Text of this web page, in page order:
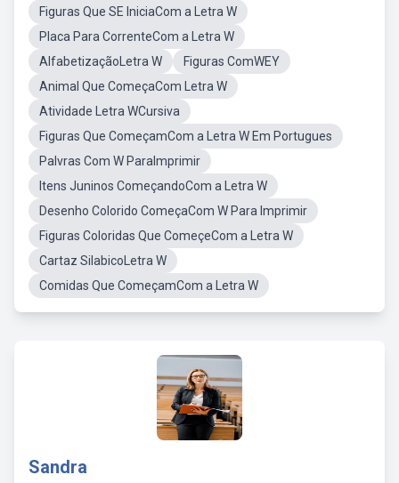
Figuras Que SE IniciaCom a Letra W
Placa Para CorrenteCom a Letra W
AlfabetizaçãoLetra W
Figuras ComWEY
Animal Que ComeçaCom Letra W
Atividade Letra WCursiva
Figuras Que ComeçamCom a Letra W Em Portugues
Palvras Com W ParaImprimir
Itens Juninos ComeçandoCom a Letra W
Desenho Colorido ComeçaCom W Para Imprimir
Figuras Coloridas Que ComeçeCom a Letra W
Cartaz SilabicoLetra W
Comidas Que ComeçamCom a Letra W
Sandra